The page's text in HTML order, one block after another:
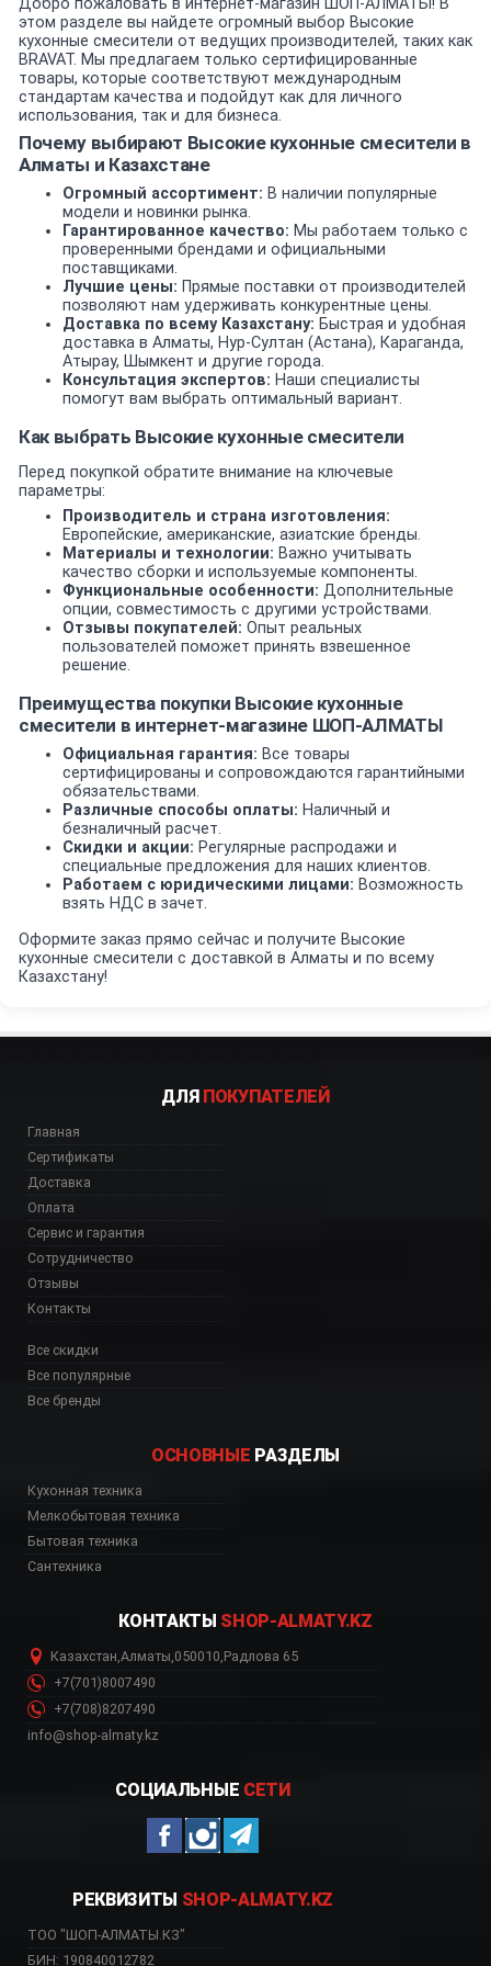
Добро пожаловать в интернет-магазин ШОП-АЛМАТЫ! В
этом разделе вы найдете огромный выбор Высокие
кухонные смесители от ведущих производителей, таких как
BRAVAT. Мы предлагаем только сертифицированные
товары, которые соответствуют международным
стандартам качества и подойдут как для личного
использования, так и для бизнеса.
Почему выбирают Высокие кухонные смесители в
Алматы и Казахстане
Огромный ассортимент: В наличии популярные
модели и новинки рынка.
Гарантированное качество: Мы работаем только с
проверенными брендами и официальными
поставщиками.
Лучшие цены: Прямые поставки от производителей
позволяют нам удерживать конкурентные цены.
Доставка по всему Казахстану: Быстрая и удобная
доставка в Алматы, Нур-Султан (Астана), Караганда,
Атырау, Шымкент и другие города.
Консультация экспертов: Наши специалисты
помогут вам выбрать оптимальный вариант.
Как выбрать Высокие кухонные смесители
Перед покупкой обратите внимание на ключевые
параметры:
Производитель и страна изготовления:
Европейские, американские, азиатские бренды.
Материалы и технологии: Важно учитывать
качество сборки и используемые компоненты.
Функциональные особенности: Дополнительные
опции, совместимость с другими устройствами.
Отзывы покупателей: Опыт реальных
пользователей поможет принять взвешенное
решение.
Преимущества покупки Высокие кухонные
смесители в интернет-магазине ШОП-АЛМАТЫ
Официальная гарантия: Все товары
сертифицированы и сопровождаются гарантийными
обязательствами.
Различные способы оплаты: Наличный и
безналичный расчет.
Скидки и акции: Регулярные распродажи и
специальные предложения для наших клиентов.
Работаем с юридическими лицами: Возможность
взять НДС в зачет.
Оформите заказ прямо сейчас и получите Высокие
кухонные смесители с доставкой в Алматы и по всему
Казахстану!
цена, Астана,
ДЛЯ ПОКУПАТЕЛЕЙ
Главная
Сертификаты
Доставка
Оплата
Сервис и гарантия
Сотрудничество
Отзывы
Контакты
Все скидки
Все популярные
Все бренды
ОСНОВНЫЕ РАЗДЕЛЫ
Кухонная техника
Мелкобытовая техника
Бытовая техника
Сантехника
КОНТАКТЫ SHOP-ALMATY.KZ
Казахстан,Алматы,050010,Радлова 65
+7(701)8007490
+7(708)8207490
info@shop-almaty.kz
СОЦИАЛЬНЫЕ СЕТИ
РЕКВИЗИТЫ SHOP-ALMATY.KZ
ТОО "ШОП-АЛМАТЫ.КЗ"
БИН: 190840012782